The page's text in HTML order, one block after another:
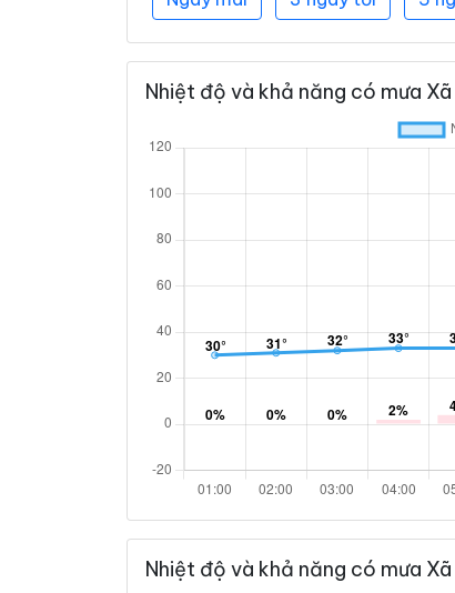
Nhiệt độ và khả năng có mưa
Nhiệt độ và khả năng có mưa